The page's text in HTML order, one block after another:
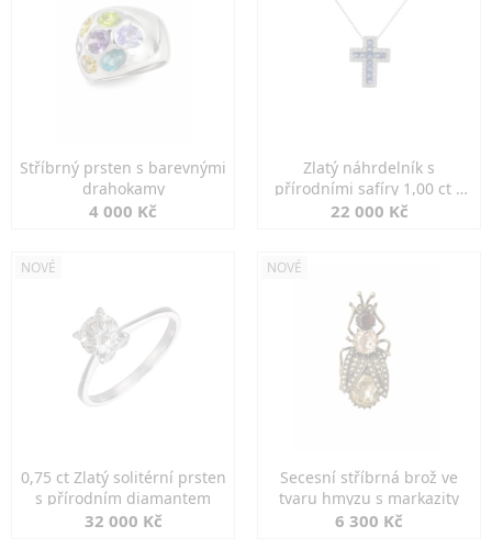
Stříbrný prsten s barevnými
drahokamy
4 000 Kč
Zlatý náhrdelník s
přírodními safíry 1,00 ct a
diamanty
22 000 Kč
NOVÉ
0,75 ct Zlatý solitérní prsten
s přírodním diamantem
32 000 Kč
NOVÉ
Secesní stříbrná brož ve
tvaru hmyzu s markazity
6 300 Kč